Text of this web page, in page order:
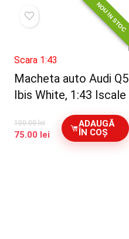
NOU IN STOC
Scara 1:43
Macheta auto Audi Q5
Ibis White, 1:43 Iscale
100.00lei
Prețul
75.00 lei Prețul
ADAUGĂ
ÎN COȘ